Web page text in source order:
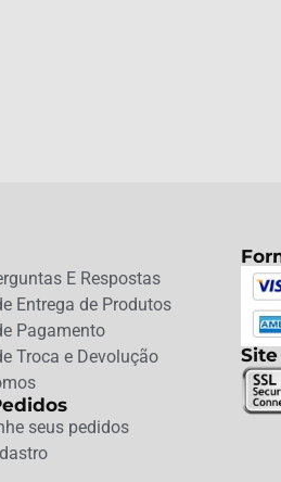
E Respostas
Entrega de Produtos
Pagamento
Troca e Devolução
seus pedidos